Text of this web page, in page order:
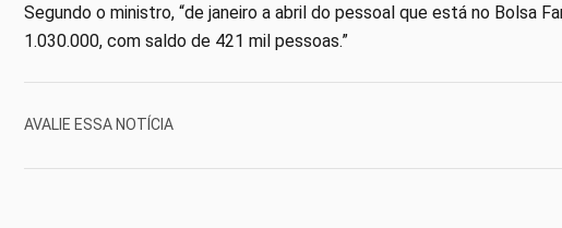
Segundo o ministro, “de janeiro a abril do pessoal que está no Bolsa
1.030.000, com saldo de 421 mil pessoas.”
AVALIE ESSA NOTÍCIA